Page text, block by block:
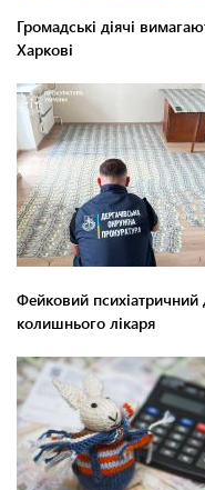
Громадські діячі
Харкові
Фейковий психіатричний
колишнього лікаря